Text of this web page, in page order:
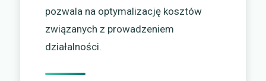
pozwala na optymalizację kosztów
związanych z prowadzeniem
działalności.